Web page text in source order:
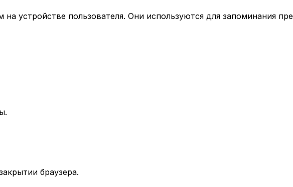
устройстве пользователя. Они используются для запоминания
браузера.